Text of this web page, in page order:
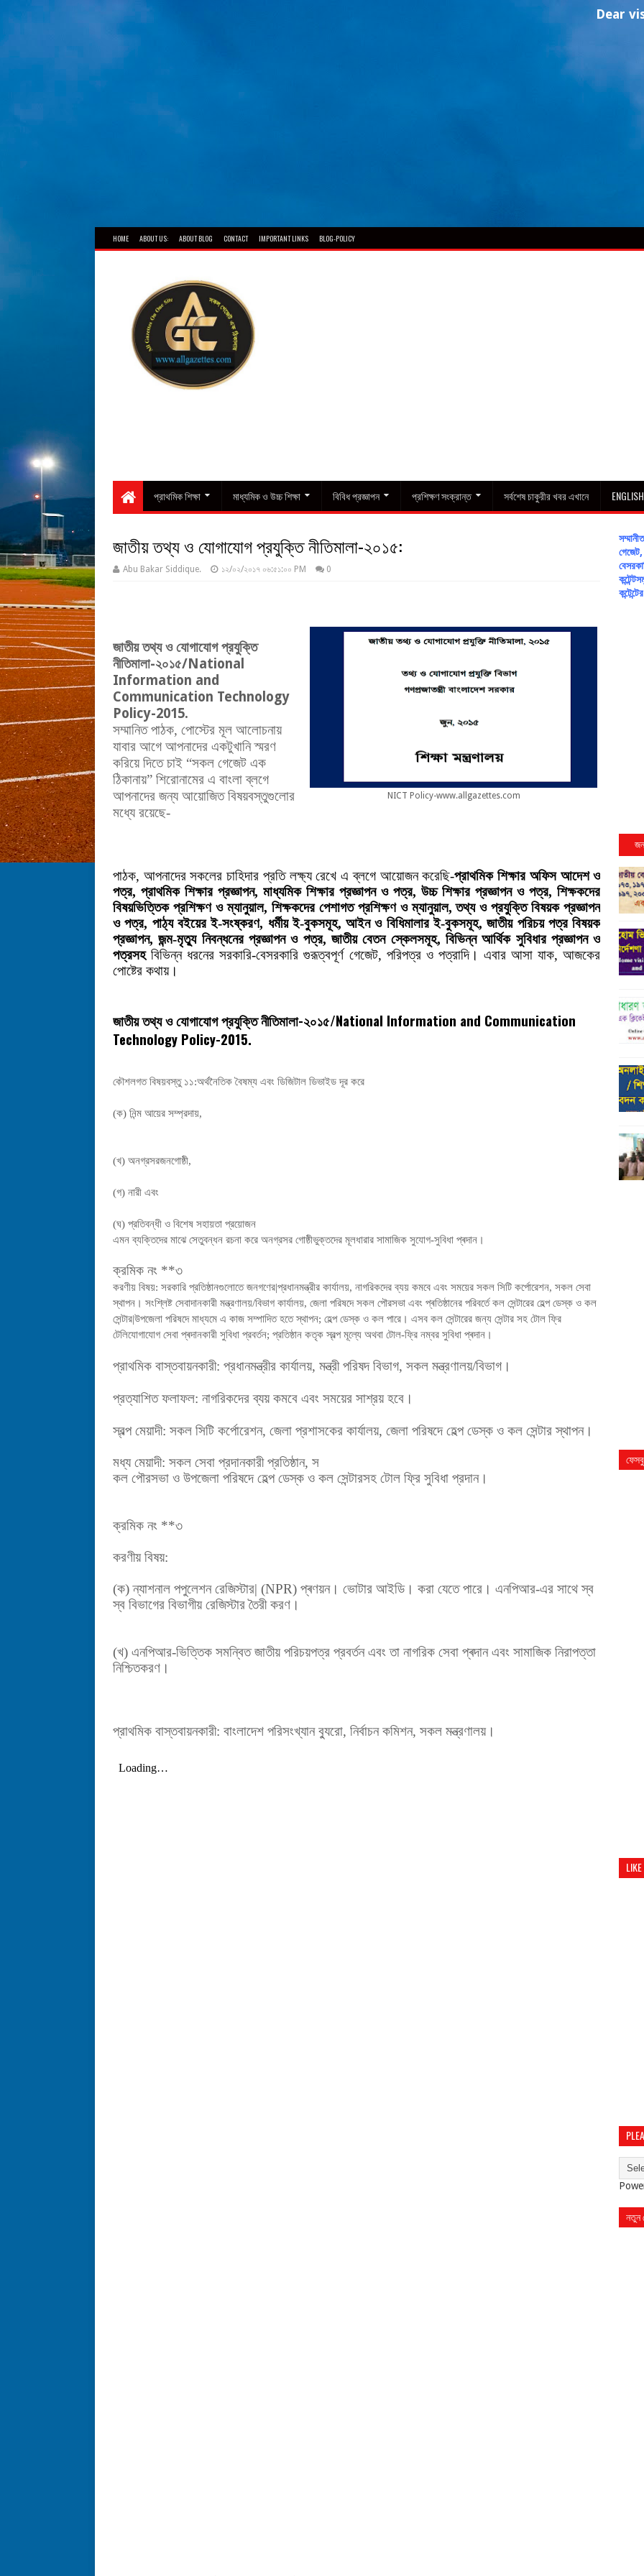
Dear visitor,
HOME ABOUT US: ABOUT BLOG CONTACT IMPORTANT LINKS BLOG-POLICY
প্রাথমিক শিক্ষা মাধ্যমিক ও উচ্চ শিক্ষা বিবিধ প্রজ্ঞাপন প্রশিক্ষণ সংক্রান্ত সর্বশেষ চাকুরীর খবর এখানে
জাতীয় তথ্য ও যোগাযোগ প্রযুক্তি নীতিমালা-২০১৫:
Abu Bakar Siddique. ১২/০২/২০১৭ ০৬:৫১:০০ PM 0
NICT Policy-www.allgazettes.com
জাতীয় তথ্য ও যোগাযোগ প্রযুক্তি
নীতিমালা-২০১৫/National
Information and
Communication Technology
Policy-2015.
সম্মানিত পাঠক, পোস্টের মূল আলোচনায়
যাবার আগে আপনাদের একটুখানি স্মরণ
করিয়ে দিতে চাই “সকল গেজেট এক
ঠিকানায়” শিরোনামের এ বাংলা ব্লগে
আপনাদের জন্য আয়োজিত বিষয়বস্তুগুলোর
মধ্যে রয়েছে-
পাঠক, আপনাদের সকলের চাহিদার প্রতি লক্ষ্য রেখে এ ব্লগে আয়োজন করেছি-প্রাথমিক শিক্ষার অফিস আদেশ ও
পত্র, প্রাথমিক শিক্ষার প্রজ্ঞাপন, মাধ্যমিক শিক্ষার প্রজ্ঞাপন ও পত্র, উচ্চ শিক্ষার প্রজ্ঞাপন ও পত্র, শিক্ষকদের
বিষয়ভিত্তিক প্রশিক্ষণ ও ম্যানুয়াল, শিক্ষকদের পেশাগত প্রশিক্ষণ ও ম্যানুয়াল,তথ্য ও প্রযুক্তি বিষয়ক প্রজ্ঞাপন
ও পত্র, পাঠ্য বইয়ের ই-সংষ্করণ, ধর্মীয় ই-বুকসমূহ, আইন ও বিধিমালার ই-বুকসমূহ, জাতীয় পরিচয় পত্র বিষয়ক
প্রজ্ঞাপন, জন্ম-মৃত্যু নিবন্ধনের প্রজ্ঞাপন ও পত্র, জাতীয় বেতন স্কেলসমূহ, বিভিন্ন আর্থিক সুবিধার প্রজ্ঞাপন ও
পত্রসহবিভিন্ন ধরনের সরকারি-বেসরকারি গুরূত্বপূর্ণ গেজেট, পরিপত্র ও পত্রাদি। এবার আসা যাক, আজকের
পোষ্টের কথায়।
জাতীয় তথ্য ও যোগাযোগ প্রযুক্তি নীতিমালা-২০১৫/National Information and Communication
Technology Policy-2015.
কৌশলগত বিষয়বস্তু ১১:অর্থনৈতিক বৈষম্য এবং ডিজিটাল ডিভাইড দূর করে
(ক) নিন্ম আয়ের সম্প্রদায়,
(খ) অনগ্রসরজনগোষ্ঠী,
(গ) নারী এবং
(ঘ) প্রতিবন্ধী ও বিশেষ সহায়তা প্রয়োজন
এমন ব্যক্তিদের মাঝে সেতুবন্ধন রচনা করে অনগ্রসর গোষ্ঠীভুক্তদের মূলধারার সামাজিক সুযোগ-সুবিধা প্ৰদান।
ক্রমিক নং **৩
করণীয় বিষয়: সরকারি প্রতিষ্ঠানগুলোতে জনগণের|প্রধানমন্ত্রীর কার্যালয়, নাগরিকদের ব্যয় কমবে এবং সময়ের সকল সিটি কর্পোরেশন, সকল সেবা
স্থাপন। সংশ্লিষ্ট সেবাদানকারী মন্ত্রণালয়/বিভাগ কাৰ্যালয়, জেলা পরিষদে সকল পৌরসভা এবং প্ৰতিষ্ঠানের পরিবর্তে কল সেন্টারের হেল্প ডেস্ক ও কল
সেন্টার|উপজেলা পরিষদে মাধ্যমে এ কাজ সম্পাদিত হতে স্থাপন; হেল্প ডেস্ক ও কল পারে। এসব কল সেন্টারের জন্য সেন্টার সহ টোল ফ্রি
টেলিযোগাযোগ সেবা প্ৰদানকারী সুবিধা প্রবর্তন; প্রতিষ্ঠান কতৃক স্বল্প মূল্যে অথবা টোল-ফ্রি নম্বর সুবিধা প্ৰদান।
প্রাথমিক বাস্তবায়নকারী: প্রধানমন্ত্রীর কার্যালয়, মন্ত্রী পরিষদ বিভাগ, সকল মন্ত্রণালয়/বিভাগ।
প্রত্যাশিত ফলাফল: নাগরিকদের ব্যয় কমবে এবং সময়ের সাশ্রয় হবে।
স্বল্প মেয়াদী: সকল সিটি কর্পোরেশন, জেলা প্রশাসকের কার্যালয়, জেলা পরিষদে হেল্প ডেস্ক ও কল সেন্টার স্থাপন।
মধ্য মেয়াদী: সকল সেবা প্রদানকারী প্রতিষ্ঠান, স
কল পৌরসভা ও উপজেলা পরিষদে হেল্প ডেস্ক ও কল সেন্টারসহ টোল ফ্রি সুবিধা প্রদান।
ক্রমিক নং **৩
করণীয় বিষয়:
(ক) ন্যাশনাল পপুলেশন রেজিস্টার| (NPR) প্ৰণয়ন। ভোটার আইডি। করা যেতে পারে। এনপিআর-এর সাথে স্ব
স্ব বিভাগের বিভাগীয় রেজিস্টার তৈরী করণ।
(খ) এনপিআর-ভিত্তিক সমন্বিত জাতীয় পরিচয়পত্র প্রবর্তন এবং তা নাগরিক সেবা প্ৰদান এবং সামাজিক নিরাপত্তা
নিশ্চিতকরণ।
প্রাথমিক বাস্তবায়নকারী: বাংলাদেশ পরিসংখ্যান ব্যুরো, নির্বাচন কমিশন, সকল মন্ত্রণালয়।
গেজেট,
নতুন